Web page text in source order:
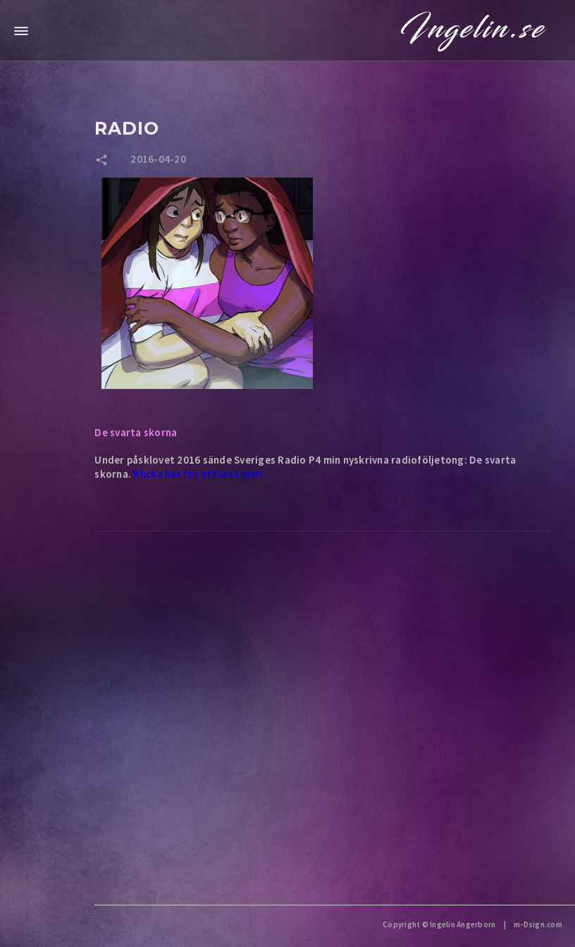
RADIO
2016-04-20
De svarta skorna
Under påsklovet 2016 sände Sveriges Radio P4 min nyskrivna radioföljetong: De svarta
skorna. Klicka här för att läsa mer!
Copyright © Ingelin Angerborn | m-Dsign.com